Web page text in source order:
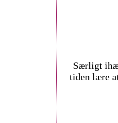
Særligt
tiden lære